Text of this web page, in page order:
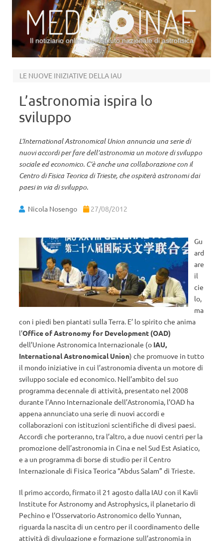
Il notiziario online dell’Istituto nazionale di astrofisica
LE NUOVE INIZIATIVE DELLA IAU
L’astronomia ispira lo
sviluppo
L’International Astronomical Union annuncia una serie di
nuovi accordi per fare dell’astronomia un motore di sviluppo
sociale ed economico. C’è anche una collaborazione con il
Centro di Fisica Teorica di Trieste, che ospiterà astronomi dai
paesi in via di sviluppo.
Nicola Nosengo 27/08/2012
Gu
ard
are
il
cie
lo,
ma
con i piedi ben piantati sulla Terra. E’ lo spirito che anima
l’Office of Astronomy for Development (OAD)
dell’Unione Astronomica Internazionale (o IAU,
International Astronomical Union) che promuove in tutto
il mondo iniziative in cui l’astronomia diventa un motore di
sviluppo sociale ed economico. Nell’ambito del suo
programma decennale di attività, presentato nel 2008
durante l’Anno Internazionale dell’Astronomia, l’OAD ha
appena annunciato una serie di nuovi accordi e
collaborazioni con istituzioni scientifiche di divesi paesi.
Accordi che porteranno, tra l’altro, a due nuovi centri per la
promozione dell’astronomia in Cina e nel Sud Est Asiatico,
e a un programma di borse di studio per il Centro
Internazionale di Fisica Teorica “Abdus Salam” di Trieste.
Il primo accordo, firmato il 21 agosto dalla IAU con il Kavli
Institute for Astronomy and Astrophysics, il planetario di
Pechino e l’Osservatorio Astronomico dello Yunnan,
riguarda la nascita di un centro per il coordinamento delle
attività di divulgazione e formazione sull’astronomia in